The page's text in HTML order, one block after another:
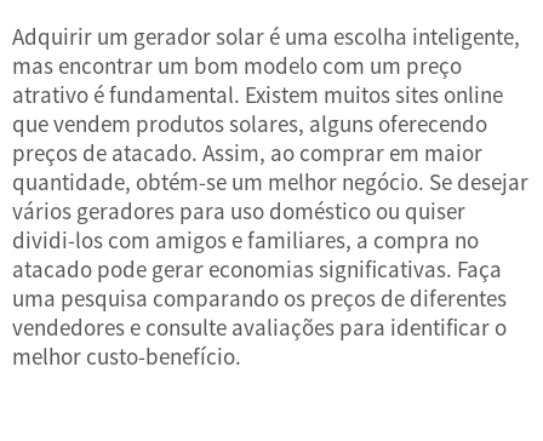
Adquirir um gerador solar é uma escolha inteligente,
mas encontrar um bom modelo com um preço
atrativo é fundamental. Existem muitos sites online
que vendem produtos solares, alguns oferecendo
preços de atacado. Assim, ao comprar em maior
quantidade, obtém-se um melhor negócio. Se desejar
vários geradores para uso doméstico ou quiser
dividi-los com amigos e familiares, a compra no
atacado pode gerar economias significativas. Faça
uma pesquisa comparando os preços de diferentes
vendedores e consulte avaliações para identificar o
melhor custo-benefício.